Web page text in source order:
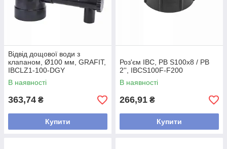
Відвід дощової води з
клапаном, Ø100 мм, GRAFIT,
IBCLZ1-100-DGY
В наявності
363,74 ₴
Купити
Роз'єм IBC, РВ S100x8 / РВ
2'', IBCS100F-F200
В наявності
266,91 ₴
Купити